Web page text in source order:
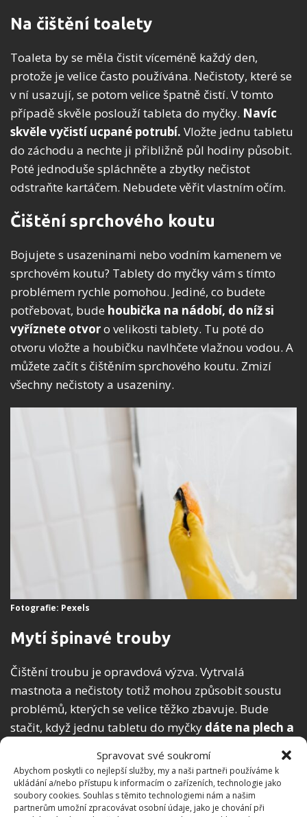
Spravovat své soukromí
Abychom poskytli co nejlepší služby, my a naši partneři používáme k
ukládání a/nebo přístupu k informacím o zařízeních, technologie jako
soubory cookies. Souhlas s těmito technologiemi nám a našim
partnerům umožní zpracovávat osobní údaje, jako je chování při
Na čištění toalety
Toaleta by se měla čistit víceméně každý den,
protože je velice často používána. Nečistoty, které se
v ní usazují, se potom velice špatně čistí. V tomto
případě skvěle poslouží tableta do myčky. Navíc
skvěle vyčistí ucpané potrubí. Vložte jednu tabletu
do záchodu a nechte ji přibližně půl hodiny působit.
Poté jednoduše spláchněte a zbytky nečistot
odstraňte kartáčem. Nebudete věřit vlastním očím.
Čištění sprchového koutu
Bojujete s usazeninami nebo vodním kamenem ve
sprchovém koutu? Tablety do myčky vám s tímto
problémem rychle pomohou. Jediné, co budete
potřebovat, bude houbička na nádobí, do níž si
vyříznete otvoro velikosti tablety. Tu poté do
otvoru vložte a houbičku navlhčete vlažnou vodou. A
můžete začít s čištěním sprchového koutu. Zmizí
všechny nečistoty a usazeniny.
Fotografie: Pexels
Mytí špinavé trouby
Čištění troubu je opravdová výzva. Vytrvalá
mastnota a nečistoty totiž mohou způsobit soustu
problémů, kterých se velice těžko zbavuje. Bude
stačit, když jednu tabletu do myčky dáte na plech a
trouby a nechte asi hodinu působit. Po uplynutí této
doby vyjměte všechny části trouby a důkladně je
opláchněte pod teplou vodou. Troubu zevnitř ještě